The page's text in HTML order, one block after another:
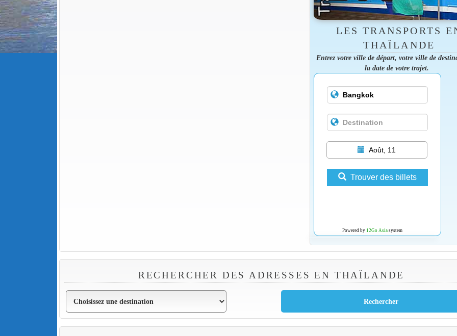
LES TRANSPORTS
THAÏLANDE
Entrez votre ville de départ, votre ville de
la date de votre trajet.
Août, 11
Trouver des billets
Powered by 12Go Asiasystem
RECHERCHER DES ADRESSES EN THAÏLANDE